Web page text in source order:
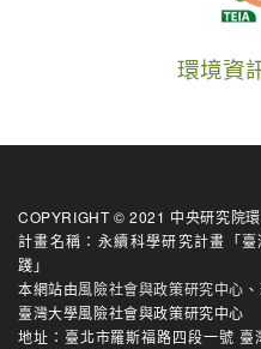
環境資
COPYRIGHT © 2021 中央研究院
計畫名稱：永續科學研究計畫「
踐」
本網站由風險社會與政策研究中心 、
臺灣大學風險社會與政策研究中心
地址：臺北市羅斯福路四段一號